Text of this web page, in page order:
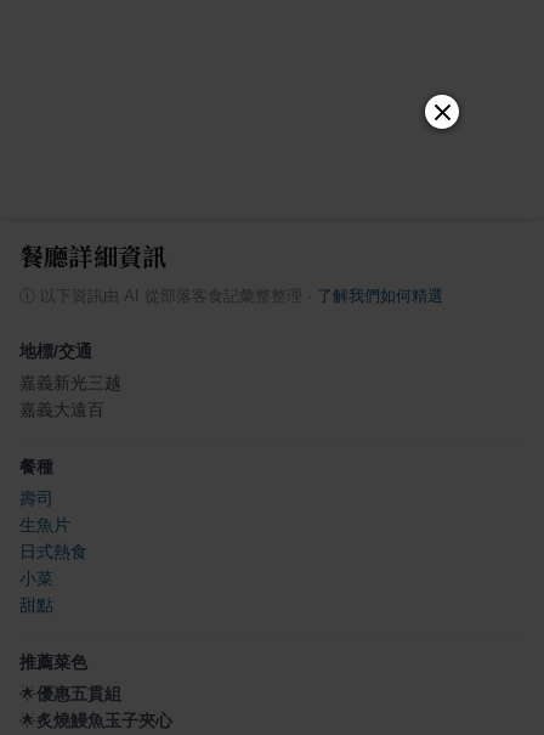
餐廳詳細資訊
以下資訊由 AI 從部落客食記彙整整理 了解我們如何精選
地標/交通
嘉義新光三越
嘉義大遠百
餐種
壽司
生魚片
日式熱食
小菜
甜點
推薦菜色
🌟優惠五貫組
🌟炙燒鰻魚玉子夾心